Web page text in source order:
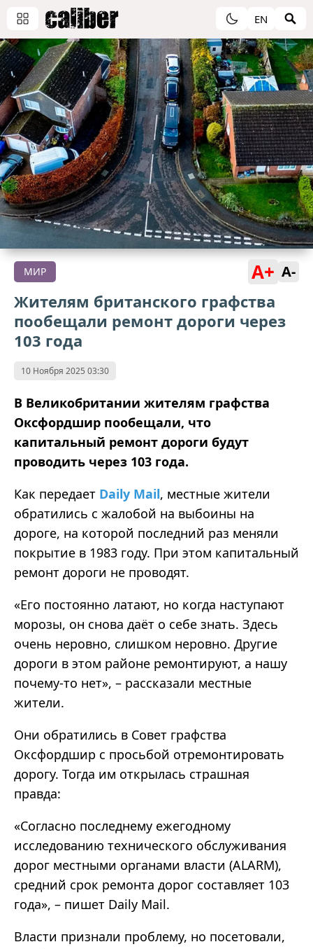
EN
МИР A+ A-
Жителям британского графства
пообещали ремонт дороги через
103 года
10 Ноября 2025 03:30
В Великобритании жителям графства
Оксфордшир пообещали, что
капитальный ремонт дороги будут
проводить через 103 года.
Как передает Daily Mail, местные жители
обратились с жалобой на выбоины на
дороге, на которой последний раз меняли
покрытие в 1983 году. При этом капитальный
ремонт дороги не проводят.
«Его постоянно латают, но когда наступают
морозы, он снова даёт о себе знать. Здесь
очень неровно, слишком неровно. Другие
дороги в этом районе ремонтируют, а нашу
почему-то нет», – рассказали местные
жители.
Они обратились в Совет графства
Оксфордшир с просьбой отремонтировать
дорогу. Тогда им открылась страшная
правда:
«Согласно последнему ежегодному
исследованию технического обслуживания
дорог местными органами власти (ALARM),
средний срок ремонта дорог составляет 103
года», – пишет Daily Mail.
Власти признали проблему, но посетовали,